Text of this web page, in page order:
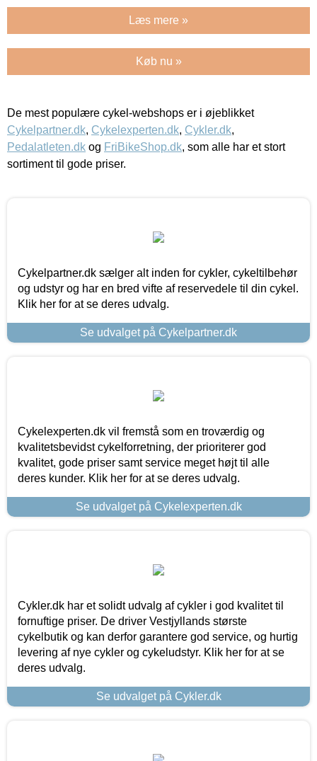
Læs mere »
Køb nu »
De mest populære cykel-webshops er i øjeblikket
Cykelpartner.dk, Cykelexperten.dk, Cykler.dk,
Pedalatleten.dk og FriBikeShop.dk, som alle har et stort
sortiment til gode priser.
Cykelpartner.dk sælger alt inden for cykler, cykeltilbehør
og udstyr og har en bred vifte af reservedele til din cykel.
Klik her for at se deres udvalg.
Se udvalget på Cykelpartner.dk
Cykelexperten.dk vil fremstå som en troværdig og
kvalitetsbevidst cykelforretning, der prioriterer god
kvalitet, gode priser samt service meget højt til alle
deres kunder. Klik her for at se deres udvalg.
Se udvalget på Cykelexperten.dk
Cykler.dk har et solidt udvalg af cykler i god kvalitet til
fornuftige priser. De driver Vestjyllands største
cykelbutik og kan derfor garantere god service, og hurtig
levering af nye cykler og cykeludstyr. Klik her for at se
deres udvalg.
Se udvalget på Cykler.dk